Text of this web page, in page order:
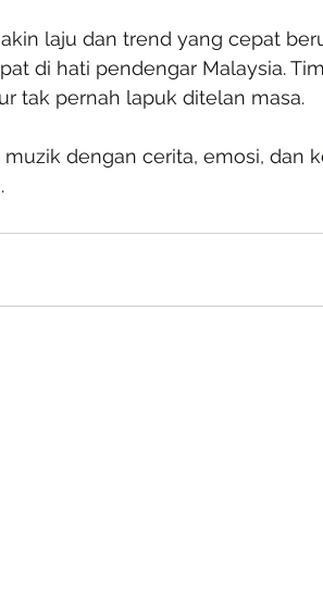
laju dan trend yang cepat
di hati pendengar Malaysia.
tak pernah lapuk ditelan masa.
dengan cerita, emosi, dan